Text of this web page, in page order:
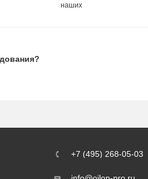
наших
+7 (495) 268-05-03